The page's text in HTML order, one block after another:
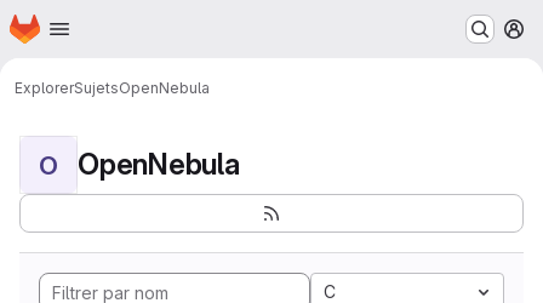
Passer au contenu principal
Page d'accueil
ExplorerSujetsOpenNebula
O OpenNebula
C